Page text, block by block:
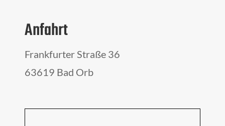
Anfahrt
Frankfurter Straße 36
63619 Bad Orb